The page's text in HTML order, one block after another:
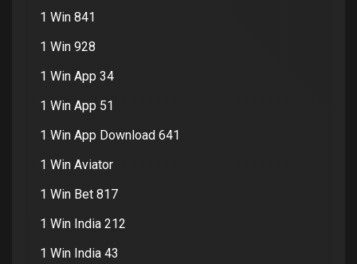
1 Win 841
1 Win 928
1 Win App 34
1 Win App 51
1 Win App Download 641
1 Win Aviator
1 Win Bet 817
1 Win India 212
1 Win India 43